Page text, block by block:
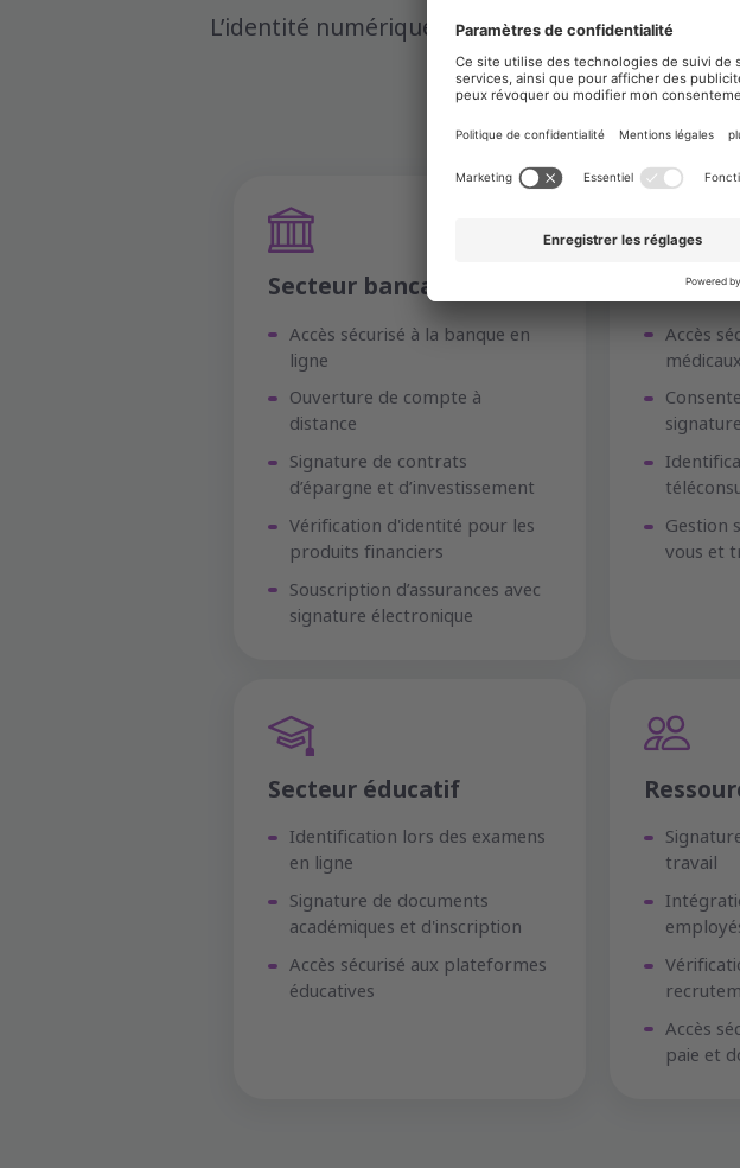
L’identité numérique simplifie les processus
Secteur bancaire
Accès sécurisé à la banque en
ligne
Ouverture de compte à
distance
Signature de contrats
d’épargne et d’investissement
Vérification d'identité pour les
produits financiers
Souscription d’assurances avec
signature électronique
Accès
médicaux
Gestion
vous et
Secteur éducatif
Identification lors des examens
en ligne
Signature de documents
académiques et d'inscription
Accès sécurisé aux plateformes
éducatives
travail
Accès
paie et